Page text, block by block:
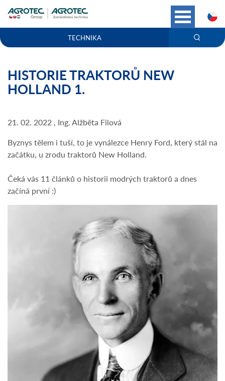
TECHNIKA
HISTORIE TRAKTORŮ NEW
HOLLAND 1.
21. 02. 2022 , Ing. Alžběta Filová
Byznys tělem i tuší, to je vynálezce Henry Ford, který stál na
začátku, u zrodu traktorů New Holland.
Čeká vás 11 článků o historii modrých traktorů a dnes
začíná první :)